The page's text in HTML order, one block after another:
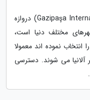
فرودگاه قاضی پاشا آلانیا (Gazipaşa International Airport) دروازه
مختلف دنیا است،
انتخاب نموده اند معمولا
آلانیا می شوند. دسترسی